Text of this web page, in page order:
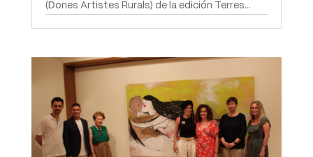
(Dones Artistes Rurals) de la edición Terres...